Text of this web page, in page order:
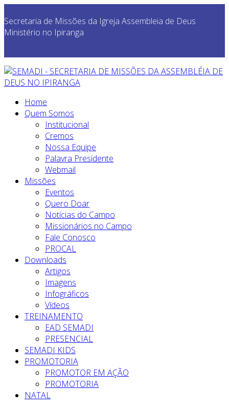
Secretaria de Missões da Igreja Assembleia de Deus
Ministério no Ipiranga
Home
Quem Somos
Institucional
Cremos
Nossa Equipe
Palavra Presidente
Webmail
Missões
Eventos
Quero Doar
Notícias do Campo
Missionários no Campo
Fale Conosco
PROCAL
Downloads
Artigos
Imagens
Infográficos
Vídeos
TREINAMENTO
EAD SEMADI
PRESENCIAL
SEMADI KIDS
PROMOTORIA
PROMOTOR EM AÇÃO
PROMOTORIA
NATAL